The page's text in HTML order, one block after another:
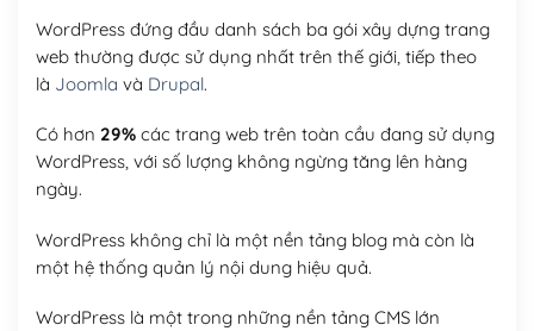
WordPress đứng đầu danh sách ba gói xây dựng trang
web thường được sử dụng nhất trên thế giới, tiếp theo
là Joomla và Drupal.
Có hơn 29%các trang web trên toàn cầu đang sử dụng
WordPress, với số lượng không ngừng tăng lên hàng
ngày.
WordPress không chỉ là một nền tảng blog mà còn là
một hệ thống quản lý nội dung hiệu quả.
WordPress là một trong những nền tảng CMS lớn